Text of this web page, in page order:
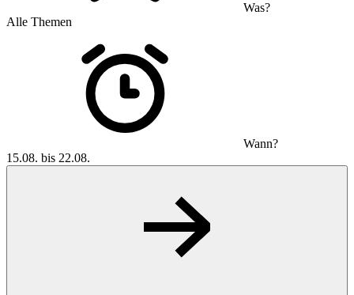
Was?
Alle Themen
Wann?
15.08. bis 22.08.